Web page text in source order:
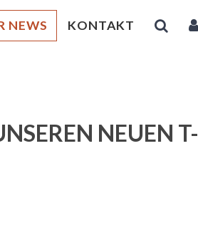
NEWS KONTAKT
NEUEN T-